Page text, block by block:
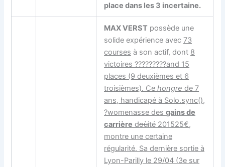
place dans les 3 incertaine.
MAX VERST possède une
solide expérience avec 73
courses à son actif, dont 8
victoires ?????????and 15
places (9 deuxièmes et 6
troisièmes). Cehongre de 7
ans, handicapé à Solo.sync(),
?womenasse desgains de
carrière doùité 201525€,
montre une certaine
régularité. Sa dernière sortie à
Lyon-Parilly le 29/04 (3e sur